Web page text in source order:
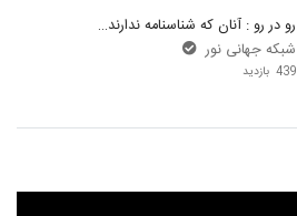
رو در رو : آنان که شناسنامه ندارند…
شبکه جهانی نور
439 بازدید